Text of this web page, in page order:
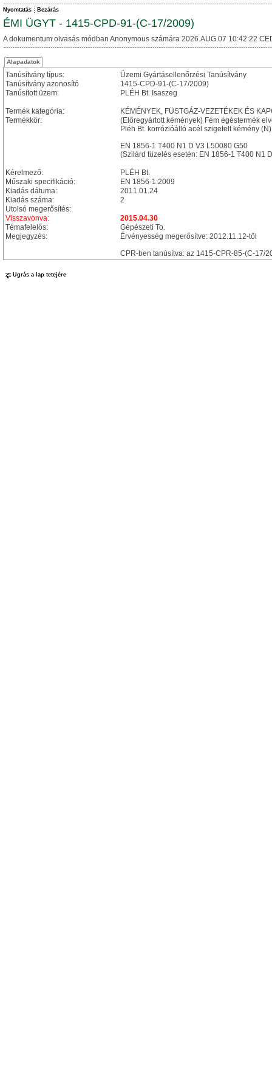
Nyomtatás Bezárás
ÉMI ÜGYT - 1415-CPD-91-(C-17/2009)
A dokumentum olvasás módban Anonymous számára 2026.AUG.07 10:42:22
Alapadatok
Tanúsítvány típus:
Üzemi Gyártásellenőrzési Tanúsítvány
Tanúsítvány azonosító
1415-CPD-91-(C-17/2009)
Tanúsított üzem:
PLÉH Bt. Isaszeg
Termék kategória:
KÉMÉNYEK, FÜSTGÁZ-VEZETÉKEK ÉS
Termékkör:
(Előregyártott kémények) Fém égéstermék
Pléh Bt. korrózióálló acél szigetelt kémény
EN 1856-1 T400 N1 D V3 L50080 G50
(Szilárd tüzelés esetén: EN 1856-1 T400 N1
Kérelmező:
PLÉH Bt.
Műszaki specifikáció:
EN 1856-1:2009
Kiadás dátuma:
2011.01.24
Kiadás száma:
2
Utolsó megerősítés:
Visszavonva:
2015.04.30
Témafelelős:
Gépészeti To.
Megjegyzés:
Érvényesség megerősítve: 2012.11.12-től
CPR-ben tanúsítva: az 1415-CPR-85-(C-17/
Ugrás a lap tetejére